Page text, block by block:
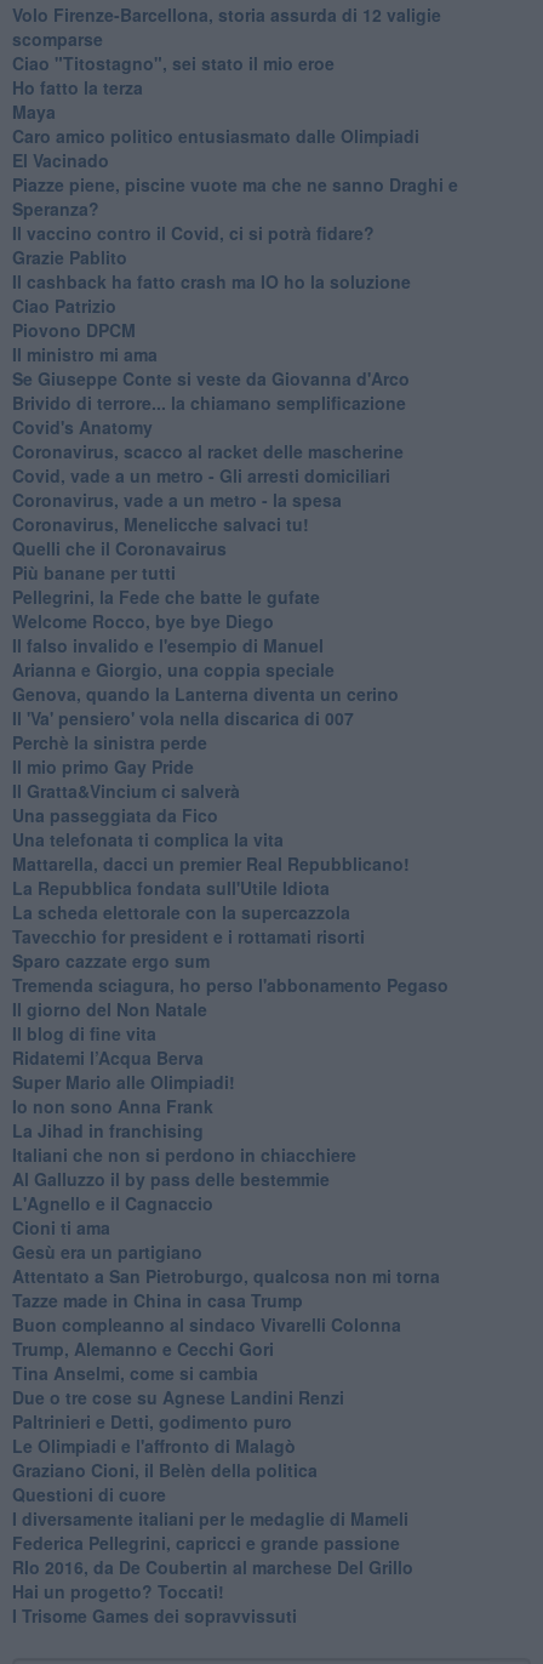
Volo Firenze-Barcellona, storia assurda di 12 valigie
scomparse
Ciao "Titostagno", sei stato il mio eroe
Ho fatto la terza
Maya
Caro amico politico entusiasmato dalle Olimpiadi
El Vacinado
Piazze piene, piscine vuote ma che ne sanno Draghi e
Speranza?
​Il vaccino contro il Covid, ci si potrà fidare?
Grazie Pablito
Il cashback ha fatto crash ma IO ho la soluzione
Ciao Patrizio
Piovono DPCM
Il ministro mi ama
Se Giuseppe Conte si veste da Giovanna d'Arco
Brivido di terrore... la chiamano semplificazione
Covid's Anatomy
Coronavirus, scacco al racket delle mascherine
Covid, vade a un metro - Gli arresti domiciliari
Coronavirus, vade a un metro - la spesa
Coronavirus, Menelicche salvaci tu!
Quelli che il Coronavairus
Più banane per tutti
Pellegrini, la Fede che batte le gufate
Welcome Rocco, bye bye Diego
Il falso invalido e l'esempio di Manuel
Arianna e Giorgio, una coppia speciale
Genova, quando la Lanterna diventa un cerino
Il 'Va' pensiero' vola nella discarica di 007
Perchè la sinistra perde
Il mio primo Gay Pride
Il Gratta&Vincium ci salverà
Una passeggiata da Fico
Una telefonata ti complica la vita
Mattarella, dacci un premier Real Repubblicano!
La Repubblica fondata sull'Utile Idiota
La scheda elettorale con la supercazzola
Tavecchio for president e i rottamati risorti
Sparo cazzate ergo sum
Tremenda sciagura, ho perso l'abbonamento Pegaso
Il giorno del Non Natale
Il blog di fine vita
​Ridatemi l’Acqua Berva
Super Mario alle Olimpiadi!
Io non sono Anna Frank
​La Jihad in franchising
Italiani che non si perdono in chiacchiere
Al Galluzzo il by pass delle bestemmie
L'Agnello e il Cagnaccio
Cioni ti ama
​Gesù era un partigiano
Attentato a San Pietroburgo, qualcosa non mi torna
Tazze made in China in casa Trump
Buon compleanno al sindaco Vivarelli Colonna
Trump, Alemanno e Cecchi Gori
Tina Anselmi, come si cambia
Due o tre cose su Agnese Landini Renzi
Paltrinieri e Detti, godimento puro
Le Olimpiadi e l'affronto di Malagò
Graziano Cioni, il Belèn della politica
Questioni di cuore
I diversamente italiani per le medaglie di Mameli
Federica Pellegrini, capricci e grande passione
RIo 2016, da De Coubertin al marchese Del Grillo
​Hai un progetto? Toccati!
​I Trisome Games dei sopravvissuti